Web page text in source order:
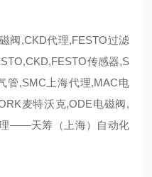
阀,CKD代理,FESTO过滤
传感器,S
管,SMC上海代理,MAC电
麦特沃克,ODE电磁阀,
——天筹（上海）自动化